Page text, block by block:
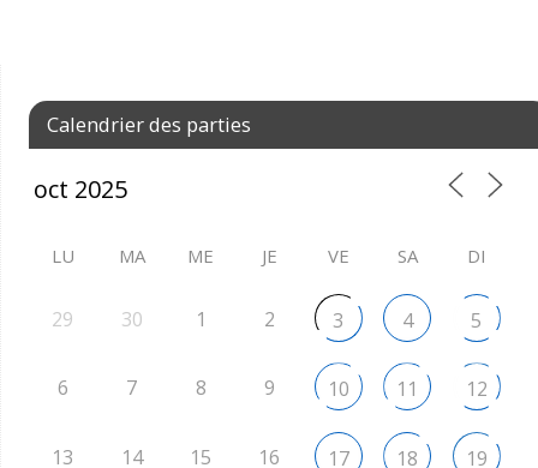
Calendrier des parties
LU MA ME JE VE SA DI
29 30 1 2 3 4 5
6 7 8 9 10 11 12
13 14 15 16 17 18 19